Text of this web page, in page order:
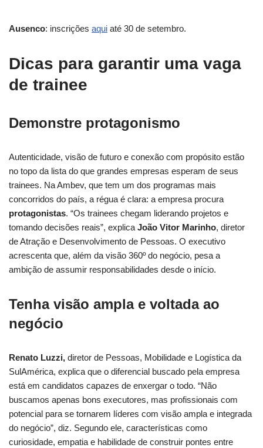
Ausenco: inscrições aqui até 30 de setembro.
Dicas para garantir uma vaga
de trainee
Demonstre protagonismo
Autenticidade, visão de futuro e conexão com propósito estão
no topo da lista do que grandes empresas esperam de seus
trainees. Na Ambev, que tem um dos programas mais
concorridos do país, a régua é clara: a empresa procura
protagonistas. “Os trainees chegam liderando projetos e
tomando decisões reais”, explica João Vitor Marinho, diretor
de Atração e Desenvolvimento de Pessoas. O executivo
acrescenta que, além da visão 360º do negócio, pesa a
ambição de assumir responsabilidades desde o início.
Tenha visão ampla e voltada ao
negócio
Renato Luzzi, diretor de Pessoas, Mobilidade e Logística da
SulAmérica, explica que o diferencial buscado pela empresa
está em candidatos capazes de enxergar o todo. “Não
buscamos apenas bons executores, mas profissionais com
potencial para se tornarem líderes com visão ampla e integrada
do negócio”, diz. Segundo ele, características como
curiosidade, empatia e habilidade de construir pontes entre